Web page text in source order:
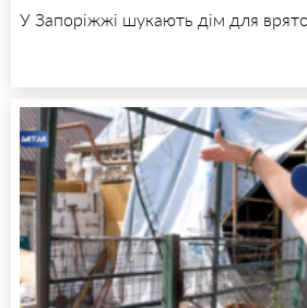
У Запоріжжі шукають дім для